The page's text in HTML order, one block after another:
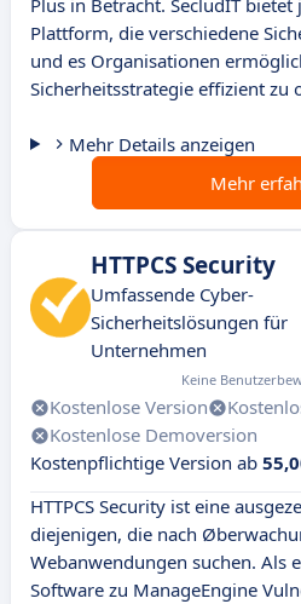
Plus in Betracht. SecludIT
Plattform, die verschiedene
und es Organisationen
Sicherheitsstrategie effizient zu
Mehr Details anzeigen
Mehr
HTTPCS Security
Umfassende Cyber-
Sicherheitslösungen für
Unternehmen
Keine
Kostenlose Version
Kostenlose Demoversion
Kostenpflichtige Version ab
HTTPCS Security ist eine
diejenigen, die nach
Webanwendungen suchen. Als
Software zu ManageEngine